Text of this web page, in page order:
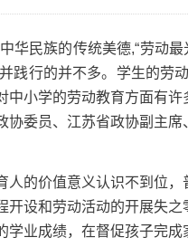
民族的传统美德,“劳动最
践行的并不多。学生的劳
中小学的劳动教育方面有
协委员、江苏省政协副主
的价值意义认识不到位，
开设和劳动活动的开展失
学业成绩，在督促孩子完